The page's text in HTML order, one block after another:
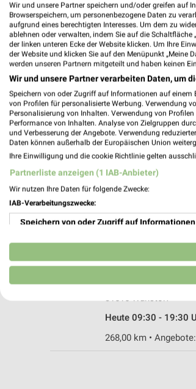
expert Springe
31832 Springe
Heute 09:30 - 20:00
Industriestraße 3
31515 Wunstorf
Heute 09:30 - 19:30
268,00 km •
Wir und unsere Partner speichern und/oder greifen auf
Browserspeichern, um personenbezogene Daten zu
aufgrund eines berechtigten Interesses. Um dem zu
ablehnen oder verwalten, indem Sie auf die
der linken unteren Ecke der Website klicken. Um Ihre
der Website und klicken Sie auf den Menüpunkt „Meine
werden unseren Partnern mitgeteilt und haben keinen
Wir und unsere Partner verarbeiten Daten, um
Speichern von oder Zugriff auf Informationen auf einem
von Profilen für personalisierte Werbung. Verwendung
Personalisierung von Inhalten. Verwendung von
Performance von Inhalten. Analyse von Zielgruppen
und Verbesserung der Angebote. Verwendung
Daten können außerhalb der Europäischen Union
Ihre Einwilligung und die cookie Richtlinie gelten
Partnerliste anzeigen (1 IAB-Anbieter)
Wir nutzen Ihre Daten für folgende Zwecke:
IAB-Verarbeitungszwecke:
Speichern von oder Zugriff auf
Verwendung reduzierter Daten zur Auswahl
Erstellung von Profilen für personalisierte
Erstellung von Profilen zur Personalisierung